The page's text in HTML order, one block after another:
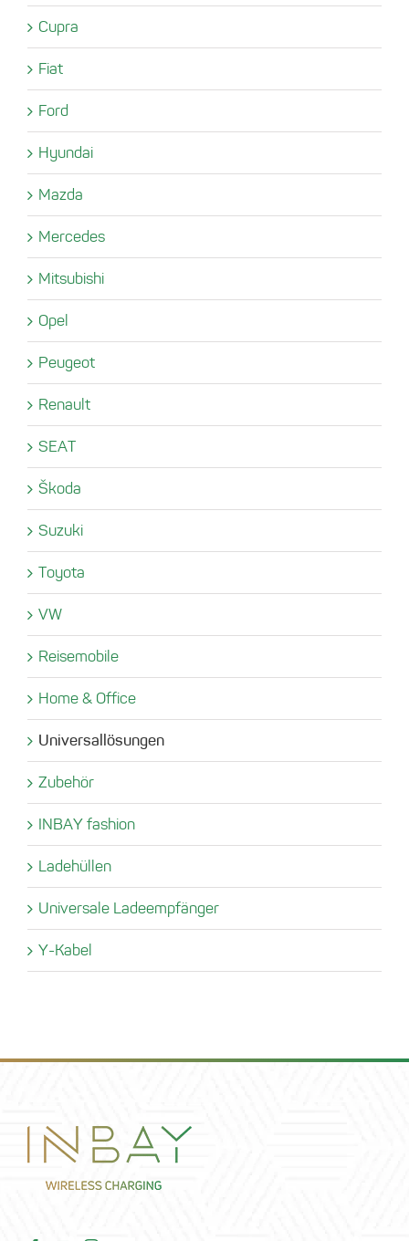
Cupra
Fiat
Ford
Hyundai
Mazda
Mercedes
Mitsubishi
Opel
Peugeot
Renault
SEAT
Škoda
Suzuki
Toyota
VW
Reisemobile
Home & Office
Universallösungen
Zubehör
INBAY fashion
Ladehüllen
Universale Ladeempfänger
Y-Kabel